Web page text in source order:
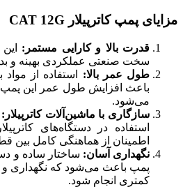
مزایای پمپ کاترپیلار CAT 12G
قدرت بالا و کارایی مستمر:
سخت صنعتی عملکردی بهینه و
طول عمر بالا: استفاده از
باعث افزایش طول عمر این
می‌شود.
سازگاری با ماشین‌آلات کاترپیلار:
استفاده در دستگاه‌های
اطمینان از هماهنگی کامل بین
نگهداری آسان: ساختار ساده و
پمپ باعث می‌شود که نگهداری و
کمتری انجام شود.